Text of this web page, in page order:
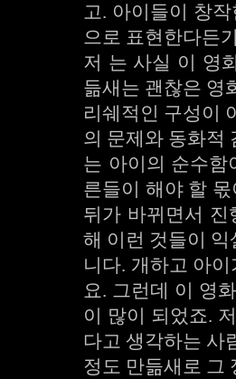
고. 아이들이 창
으로 표현한다든
저 는 사실 이 영
듦새는 괜찮은 영
리쉐적인 구성이
의 문제와 동화적
는 아이의 순수함
른들이 해야 할
뒤가 바뀌면서 진
해 이런 것들이
니다. 개하고 아
요. 그런데 이 영
이 많이 되었죠.
다고 생각하는 사
정도 만듦새로 그